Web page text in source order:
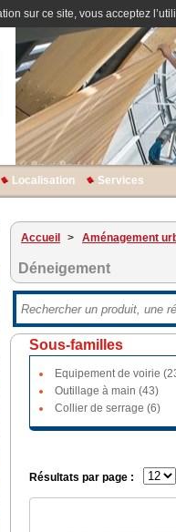
sur ce site, vous acceptez
Localisation Services
Accueil > Aménagement
Déneigement
Sous-familles
Equipement de voirie
Outillage à main (43)
Collier de serrage (6)
Résultats par page :